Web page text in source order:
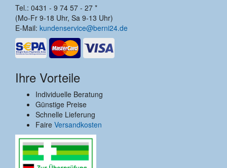
Tel.: 0431 - 9 74 57 - 27 *
(Mo-Fr 9-18 Uhr, Sa 9-13 Uhr)
E-Mail: kundenservice@berni24.de
Ihre Vorteile
Individuelle Beratung
Günstige Preise
Schnelle Lieferung
Faire Versandkosten